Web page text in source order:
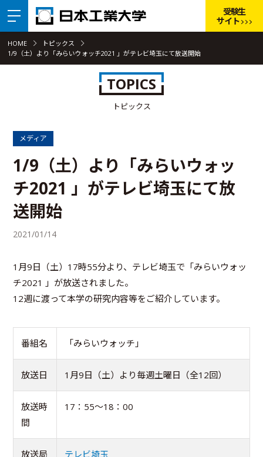
受験生
サイト
HOME
トピックス
1/9（土）より「みらいウォッチ2021 」がテレビ埼玉にて放送開始
TOPICS
トピックス
メディア
1/9（土）より「みらいウォッ
チ2021 」がテレビ埼玉にて放
送開始
2021/01/14
1月9日（土）17時55分より、テレビ埼玉で「みらいウォッ
チ2021 」が放送されました。
12週に渡って本学の研究内容等をご紹介しています。
番組名 「みらいウォッチ」
放送日 1月9日（土）より毎週土曜日（全12回）
放送時
間
17：55～18：00
放送局 テレビ埼玉